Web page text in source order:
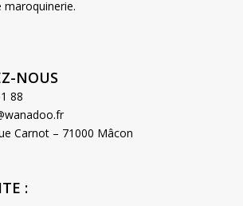
maroquinerie.
NOUS
88
Carnot – 71000 Mâcon
: